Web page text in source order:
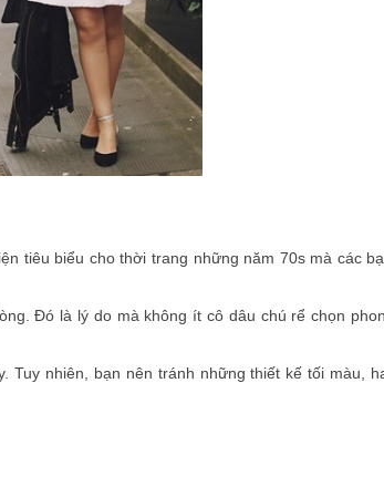
tiêu biểu cho thời trang những năm 70s mà các
Đó là lý do mà không ít cô dâu chú rể chọn
nhiên, bạn nên tránh những thiết kế tối màu,